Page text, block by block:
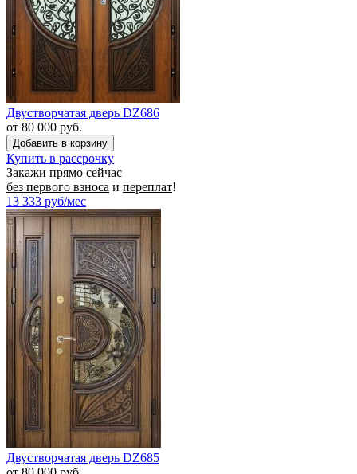
Двустворчатая дверь DZ686
от 80 000 руб.
Купить в рассрочку
Закажи прямо сейчас
без первого взноса и переплат!
13 333 руб/мес
Двустворчатая дверь DZ685